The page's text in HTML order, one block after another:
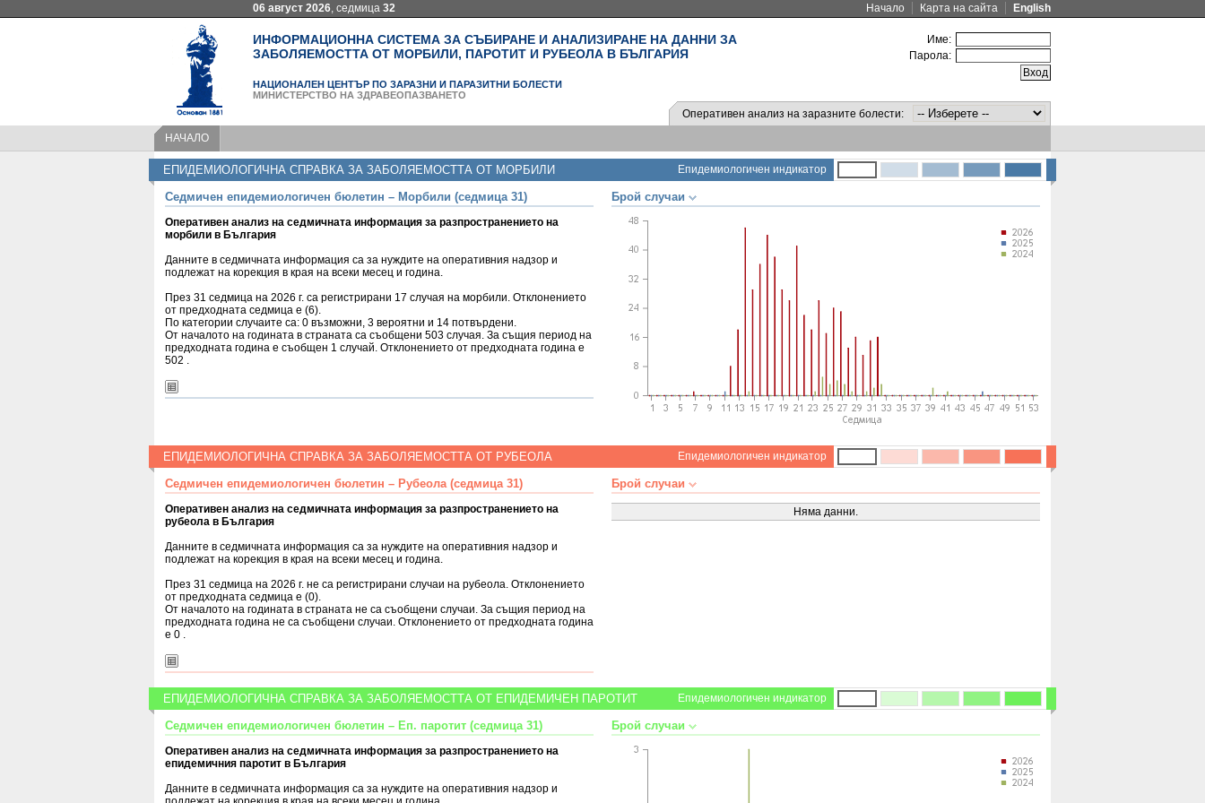
06 август 2026, седмица 32 Начало Карта на сайта English
ИНФОРМАЦИОННА СИСТЕМА ЗА СЪБИРАНЕ И АНАЛИЗИРАНЕ НА ДАННИ ЗА
ЗАБОЛЯЕМОСТТА ОТ МОРБИЛИ, ПАРОТИТ И РУБЕОЛА В БЪЛГАРИЯ
НАЦИОНАЛЕН ЦЕНТЪР ПО ЗАРАЗНИ И ПАРАЗИТНИ БОЛЕСТИ
МИНИСТЕРСТВО НА ЗДРАВЕОПАЗВАНЕТО
Име:
Парола:
Оперативен анализ на заразните болести:
НАЧАЛО
ЕПИДЕМИОЛОГИЧНА СПРАВКА ЗА ЗАБОЛЯЕМОСТТА ОТ МОРБИЛИ Епидемиологичен индикатор
Брой случаи
Седмичен епидемиологичен бюлетин – Морбили (седмица 31)
Оперативен анализ на седмичната информация за разпространението на
морбили в България
Данните в седмичната информация са за нуждите на оперативния надзор и
подлежат на корекция в края на всеки месец и година.
През 31 седмица на 2026 г. са регистрирани 17 случая на морбили. Отклонението
от предходната седмица е (6).
По категории случаите са: 0 възможни, 3 вероятни и 14 потвърдени.
От началото на годината в страната са съобщени 503 случая. За същия период на
предходната година e съобщен 1 случай. Отклонението от предходната година е
502 .
ЕПИДЕМИОЛОГИЧНА СПРАВКА ЗА ЗАБОЛЯЕМОСТТА ОТ РУБЕОЛА Епидемиологичен индикатор
Брой случаи
Няма данни.
Седмичен епидемиологичен бюлетин – Рубеола (седмица 31)
Оперативен анализ на седмичната информация за разпространението на
рубеола в България
Данните в седмичната информация са за нуждите на оперативния надзор и
подлежат на корекция в края на всеки месец и година.
През 31 седмица на 2026 г. не са регистрирани случаи на рубеола. Отклонението
от предходната седмица е (0).
От началото на годината в страната не са съобщени случаи. За същия период на
предходната година не са съобщени случаи. Отклонението от предходната година
е 0 .
ЕПИДЕМИОЛОГИЧНА СПРАВКА ЗА ЗАБОЛЯЕМОСТТА ОТ ЕПИДЕМИЧЕН ПАРОТИТ Епидемиологичен индикатор
Брой случаи
Седмичен епидемиологичен бюлетин – Еп. паротит (седмица 31)
Оперативен анализ на седмичната информация за разпространението на
епидемичния паротит в България
Данните в седмичната информация са за нуждите на оперативния надзор и